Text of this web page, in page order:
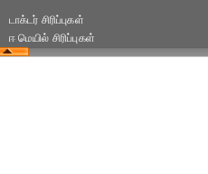
டாக்டர் சிரிப்புகள்
ஈ மெயில் சிரிப்புகள்